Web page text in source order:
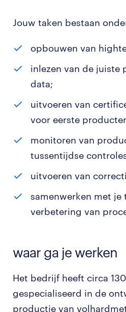
Jouw taken bestaan
opbouwen van
inlezen van de juiste
data;
uitvoeren van
voor eerste
monitoren van
tussentijdse
uitvoeren van
samenwerken met je
verbetering van
waar ga je werken
Het bedrijf heeft circa
gespecialiseerd in de
productie van